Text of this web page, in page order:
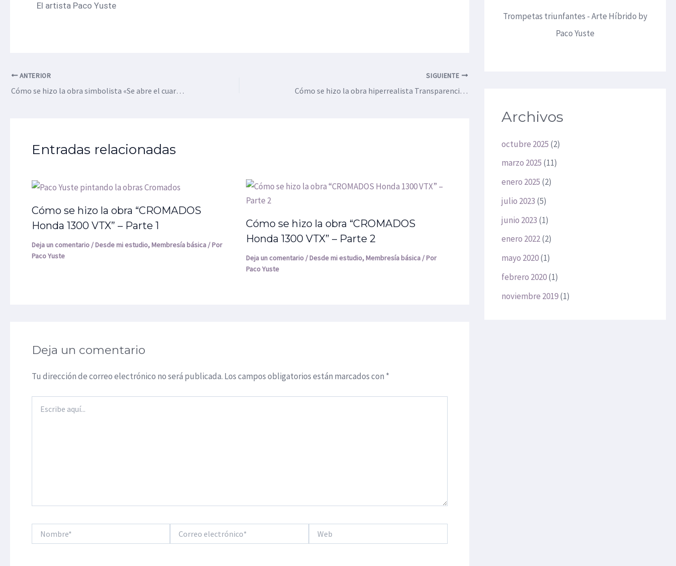
El artista Paco Yuste
ANTERIOR
Cómo se hizo la obra simbolista «Se abre el cuarto sello» – Parte 1
SIGUIENTE
Cómo se hizo la obra hiperrealista Transparencias luz y color 7
Entradas relacionadas
Cómo se hizo la obra “CROMADOS
Honda 1300 VTX” – Parte 1
Deja un comentario/Desde mi estudio,Membresía básica/ Por
Paco Yuste
Cómo se hizo la obra “CROMADOS
Honda 1300 VTX” – Parte 2
Deja un comentario/Desde mi estudio,Membresía básica/ Por
Paco Yuste
Deja un comentario
Tu dirección de correo electrónico no será publicada. Los campos obligatorios están marcados con *
aquí...
electrónico*
Trompetas triunfantes - Arte Híbrido by
Paco Yuste
Archivos
octubre 2025 (2)
marzo 2025 (11)
enero 2025 (2)
julio 2023 (5)
junio 2023 (1)
enero 2022(2)
mayo 2020(1)
febrero 2020(1)
noviembre 2019(1)